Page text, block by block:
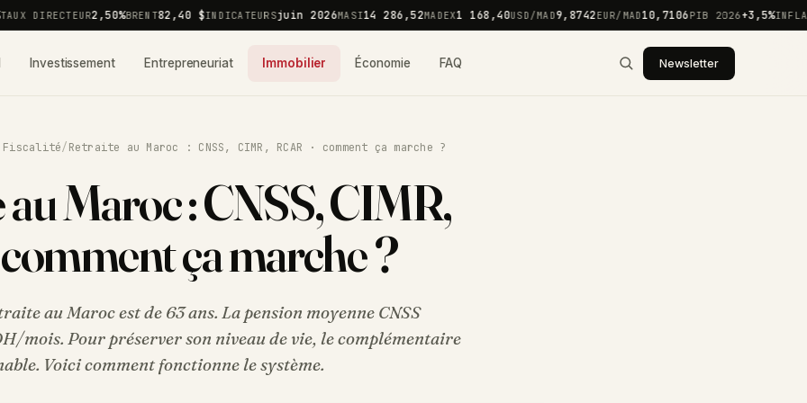
DIRECTEUR2,50%BRENT82,40 $INDICATEURSjuin 2026MASI14 286,52MADEX1 168,40USD/MAD9,8742EUR/MAD10,7106PIB 2026+3,5%
Investissement Entrepreneuriat Immobilier Économie FAQ Newsletter
Fiscalité/Retraite au Maroc : CNSS, CIMR, RCAR · comment ça marche ?
Maroc : CNSS, CIMR,
ça marche ?
au Maroc est de 63 ans. La pension moyenne CNSS
mois. Pour préserver son niveau de vie, le complémentaire
Voici comment fonctionne le système.